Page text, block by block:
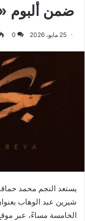
ضمن ألبوم
25 مايو، 2026 0
يستعد النجم محمد
شيرين عبد الوهاب
الخامسة مساءً، عبر